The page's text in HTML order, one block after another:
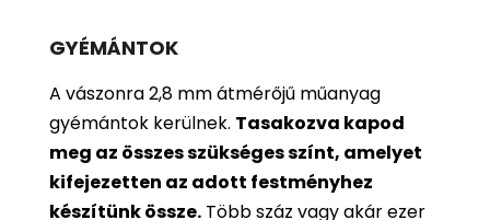
GYÉMÁNTOK
A vászonra 2,8 mm átmérőjű műanyag
gyémántok kerülnek. Tasakozva kapod
meg az összes szükséges színt, amelyet
kifejezetten az adott festményhez
készítünk össze. Több száz vagy akár ezer